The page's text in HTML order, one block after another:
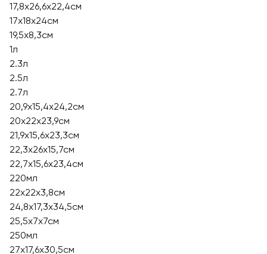
17,8х26,6х22,4см
17х18х24см
19,5х8,3см
1л
2.3л
2.5л
2.7л
20,9х15,4x24,2см
20х22х23,9см
21,9х15,6х23,3см
22,3х26х15,7см
22,7х15,6х23,4см
220мл
22х22х3,8см
24,8х17,3х34,5см
25,5х7х7см
250мл
27х17,6х30,5см